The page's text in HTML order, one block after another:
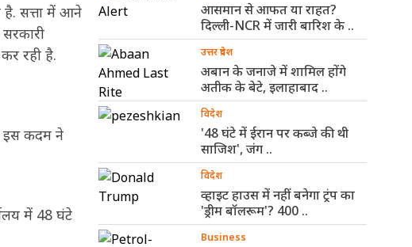
है. सत्ता में आने
रही है.
इस कदम ने
में 48 घंटे
आसमान से आफत या राहत?
दिल्ली-NCR में जारी बारिश के ..
उत्तर प्रदेश
अबान के जनाजे में शामिल होंगे
अतीक के बेटे, इलाहाबाद ..
विदेश
'48 घंटे में ईरान पर कब्जे की थी
साजिश', जंग ..
विदेश
व्हाइट हाउस में नहीं बनेगा ट्रंप का
'ड्रीम बॉलरूम'? 400 ..
Business